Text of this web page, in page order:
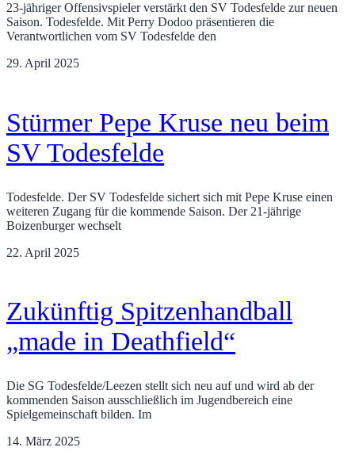
23-jähriger Offensivspieler verstärkt den SV Todesfelde zur neuen
Saison. Todesfelde. Mit Perry Dodoo präsentieren die
Verantwortlichen vom SV Todesfelde den
29. April 2025
Stürmer Pepe Kruse neu beim
SV Todesfelde
Todesfelde. Der SV Todesfelde sichert sich mit Pepe Kruse einen
weiteren Zugang für die kommende Saison. Der 21-jährige
Boizenburger wechselt
22. April 2025
Zukünftig Spitzenhandball
„made in Deathfield“
Die SG Todesfelde/Leezen stellt sich neu auf und wird ab der
kommenden Saison ausschließlich im Jugendbereich eine
Spielgemeinschaft bilden. Im
14. März 2025